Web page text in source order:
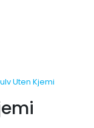
Uten Kjemi